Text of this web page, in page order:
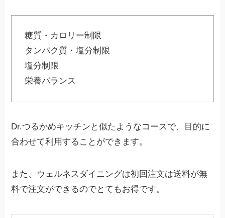
糖質・カロリー制限
タンパク質・塩分制限
塩分制限
栄養バランス
Dr.つるかめキッチンと似たようなコースで、目的に
合わせて利用することができます。
また、ウェルネスダイニングは初回注文は送料が無
料で注文ができるのでとてもお得です。